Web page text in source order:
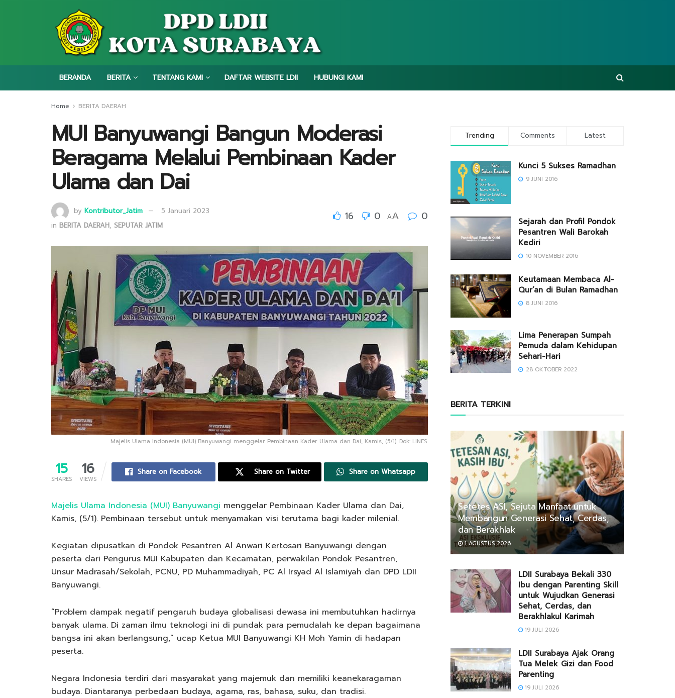
BERANDA BERITA TENTANG KAMI DAFTAR WEBSITE LDII HUBUNGI KAMI
Home BERITA DAERAH
MUI Banyuwangi Bangun Moderasi
Beragama Melalui Pembinaan Kader
Ulama dan Dai
by Kontributor_Jatim
5 Januari 2023
in BERITA DAERAH, SEPUTAR JATIM
16 0 AA 0
Majelis Ulama Indonesia (MUI) Banyuwangi menggelar Pembinaan Kader Ulama dan Dai, Kamis, (5/1). Dok: LINES.
15
SHARES
16
VIEWS
Share on Facebook Share on Twitter Share on Whatsapp
Majelis Ulama Indonesia (MUI) Banyuwangi menggelar Pembinaan Kader Ulama dan Dai,
Kamis, (5/1). Pembinaan tersebut untuk menyamakan visi terutama bagi kader milenial.
Kegiatan dipusatkan di Pondok Pesantren Al Anwari Kertosari Banyuwangi dengan
peserta dari Pengurus MUI Kabupaten dan Kecamatan, perwakilan Pondok Pesantren,
Unsur Madrasah/Sekolah, PCNU, PD Muhammadiyah, PC Al Irsyad Al Islamiyah dan DPD LDII
Banyuwangi.
“Problem dampak negatif pengaruh budaya globalisasi dewasa ini membutuhkan hadirnya
banyak ulama. Di zaman ilmu teknologi ini di pundak para pemudalah ke depan bagaimana
bangsa ini akan berlangsung,” ucap Ketua MUI Banyuwangi KH Moh Yamin di hadapan
peserta.
Negara Indonesia terdiri dari masyarakat yang majemuk dan memiliki keanekaragaman
budaya. Diantaranya perbedaan budaya, agama, ras, bahasa, suku, dan tradisi.
Trending Comments Latest
Kunci 5 Sukses Ramadhan
9 JUNI 2016
Sejarah dan Profil Pondok
Pesantren Wali Barokah
Kediri
10 NOVEMBER 2016
Keutamaan Membaca Al-
Qur’an di Bulan Ramadhan
8 JUNI 2016
Lima Penerapan Sumpah
Pemuda dalam Kehidupan
Sehari-Hari
28 OKTOBER 2022
BERITA TERKINI
Setetes ASI, Sejuta Manfaat untuk
Membangun Generasi Sehat, Cerdas,
dan Berakhlak
1 AGUSTUS 2026
LDII Surabaya Bekali 330
Ibu dengan Parenting Skill
untuk Wujudkan Generasi
Sehat, Cerdas, dan
Berakhlakul Karimah
19 JULI 2026
LDII Surabaya Ajak Orang
Tua Melek Gizi dan Food
Parenting
19 JULI 2026